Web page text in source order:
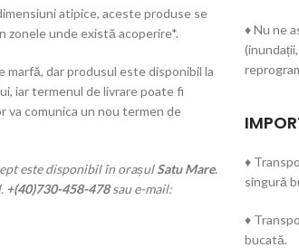
atipice, aceste produse se
zonele unde există acoperire*.
dar produsul este disponibil la
iar termenul de livrare poate fi
comunica un nou termen de
este disponibil în orașulSatu Mare.
+(40)730-458-478sau e-mail:
♦ Nu ne
♦
singură
♦
bucată.